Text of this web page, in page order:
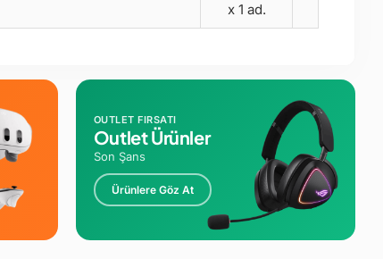
x 1 ad.
OUTLET FIRSATI
Outlet Ürünler
Son Şans
Ürünlere Göz At